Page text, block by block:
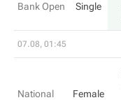
Bank Open Single
07.08, 01:45
National
Female